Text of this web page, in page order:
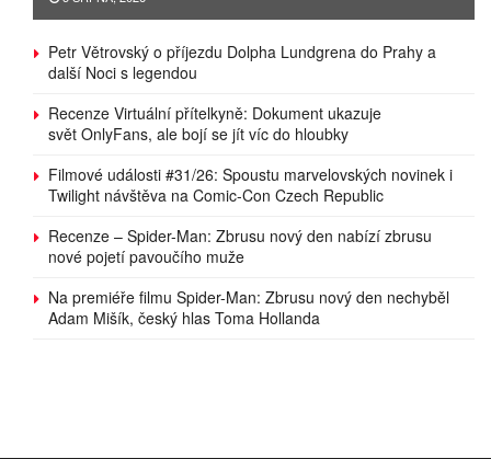
Petr Větrovský o příjezdu Dolpha Lundgrena do Prahy a
další Noci s legendou
Recenze Virtuální přítelkyně: Dokument ukazuje
svět OnlyFans, ale bojí se jít víc do hloubky
Filmové události #31/26: Spoustu marvelovských novinek i
Twilight návštěva na Comic-Con Czech Republic
Recenze – Spider-Man: Zbrusu nový den nabízí zbrusu
nové pojetí pavoučího muže
Na premiéře filmu Spider-Man: Zbrusu nový den nechyběl
Adam Mišík, český hlas Toma Hollanda